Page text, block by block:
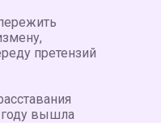
претензий
вышла